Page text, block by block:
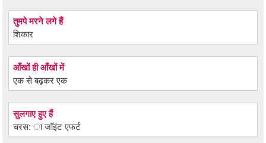
तुमपे मरने लगे हैं
शिकार
आँखों ही आँखों में
एक से बढ़कर एक
सुलगाए हुए हैं
चरस: ा जॉइंट एफर्ट